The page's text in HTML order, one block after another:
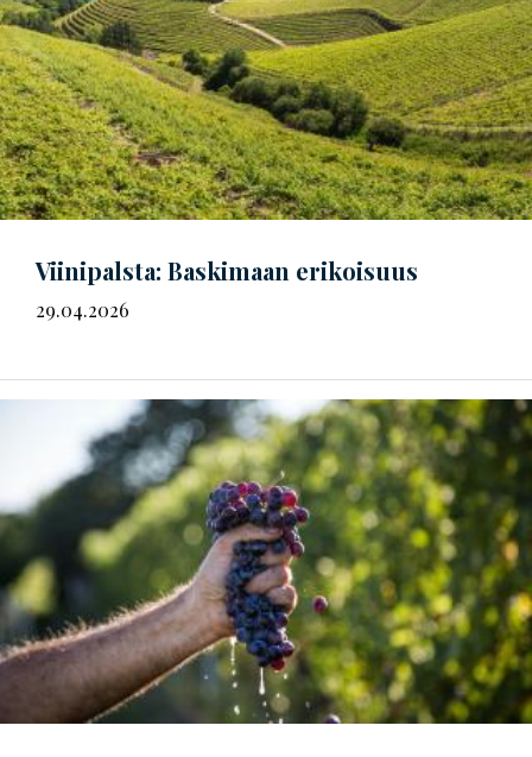
Viinipalsta: Baskimaan erikoisuus
29.04.2026